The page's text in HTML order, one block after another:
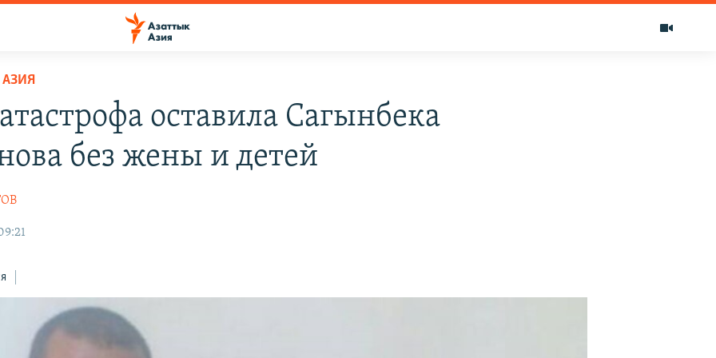
оставила Сагынбека
без жены и детей